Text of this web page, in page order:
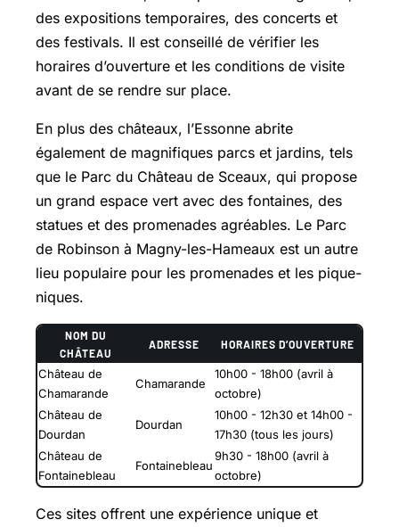
des expositions temporaires, des concerts et
des festivals. Il est conseillé de vérifier les
horaires d’ouverture et les conditions de visite
avant de se rendre sur place.
En plus des châteaux, l’Essonne abrite
également de magnifiques parcs et jardins, tels
que le Parc du Château de Sceaux, qui propose
un grand espace vert avec des fontaines, des
statues et des promenades agréables. Le Parc
de Robinson à Magny-les-Hameaux est un autre
lieu populaire pour les promenades et les pique-
niques.
NOM DU
CHÂTEAU
ADRESSE HORAIRES D’OUVERTURE
Château de
Chamarande
Chamarande
10h00 - 18h00 (avril à
octobre)
Château de
Dourdan
Dourdan
10h00 - 12h30 et 14h00 -
17h30 (tous les jours)
Château de
Fontainebleau
Fontainebleau
9h30 - 18h00 (avril à
octobre)
Ces sites offrent une expérience unique et